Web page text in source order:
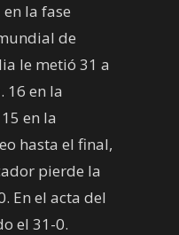
la fase
de
le metió 31 a
16 en la
en la
hasta el final,
pierde la
En el acta del
el 31-0.